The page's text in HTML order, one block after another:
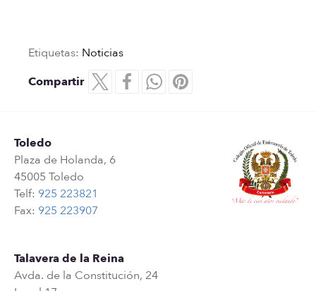
Etiquetas: Noticias
Compartir
Toledo
Plaza de Holanda, 6
45005 Toledo
Telf: 925 223821
Fax: 925 223907
Talavera de la Reina
Avda. de la Constitución, 24